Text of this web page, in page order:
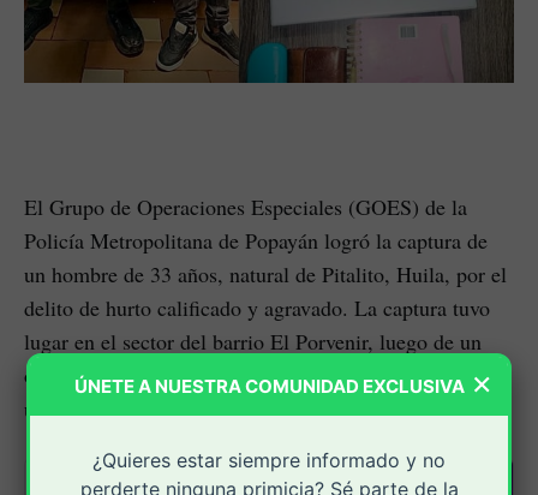
El Grupo de Operaciones Especiales (GOES) de la
Policía Metropolitana de Popayán logró la captura de
un hombre de 33 años, natural de Pitalito, Huila, por el
delito de hurto calificado y agravado. La captura tuvo
lugar en el sector del barrio El Porvenir, luego de un
operativo de registro y control realizado por los
uniformados en la zona.
×
ÚNETE A NUESTRA COMUNIDAD EXCLUSIVA
¿Quieres estar siempre informado y no
perderte ninguna primicia? Sé parte de la